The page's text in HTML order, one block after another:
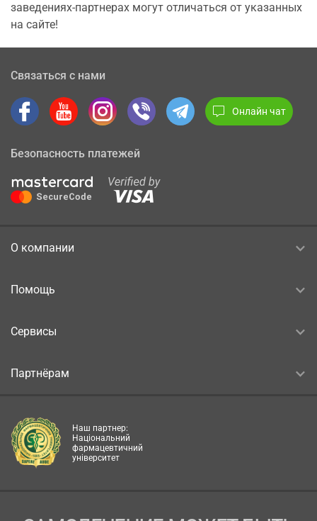
заведениях-партнерах могут отличаться от указанных
на сайте!
Связаться с нами
Онлайн чат
Безопасность платежей
О компании
Помощь
Сервисы
Партнёрам
Наш партнер:
Національний
фармацевтичний
університет